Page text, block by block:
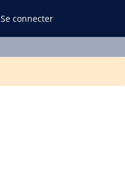
Se connecter